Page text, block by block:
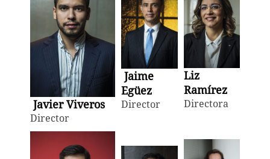
Javier Viveros
Director
Jaime
Egüez
Director
Liz
Ramírez
Directora